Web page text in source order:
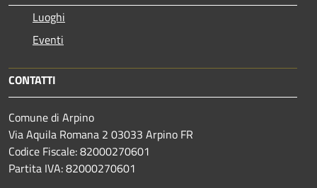
Luoghi
Eventi
CONTATTI
Comune di Arpino
Via Aquila Romana 2 03033 Arpino FR
Codice Fiscale: 82000270601
Partita IVA: 82000270601